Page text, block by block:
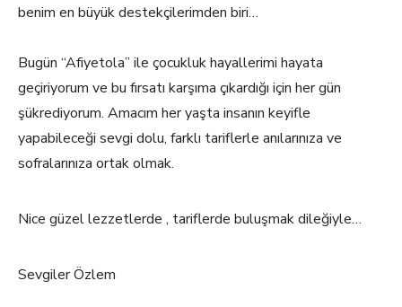
benim en büyük destekçilerimden biri…
Bugün “Afiyetola” ile çocukluk hayallerimi hayata
geçiriyorum ve bu fırsatı karşıma çıkardığı için her gün
şükrediyorum. Amacım her yaşta insanın keyifle
yapabileceği sevgi dolu, farklı tariflerle anılarınıza ve
sofralarınıza ortak olmak.
Nice güzel lezzetlerde , tariflerde buluşmak dileğiyle…
Sevgiler Özlem